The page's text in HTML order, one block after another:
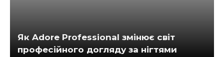
Як Adore Professional змінює світ
професійного догляду за нігтями